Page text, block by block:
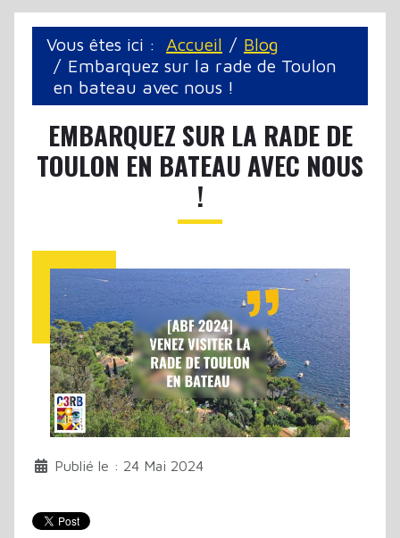
Vous êtes ici : Accueil
Blog
Embarquez sur la rade de Toulon
en bateau avec nous !
EMBARQUEZ SUR LA RADE DE
TOULON EN BATEAU AVEC NOUS
!
Publié le : 24 Mai 2024